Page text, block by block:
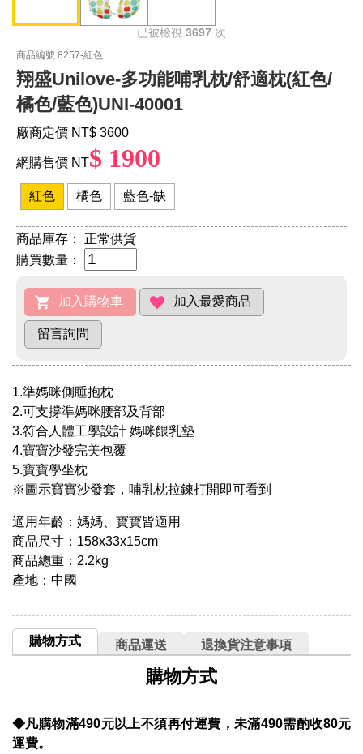
已被檢視 3697 次
商品編號 8257-紅色
翔盛Unilove-多功能哺乳枕/舒適枕(紅色/
橘色/藍色)UNI-40001
廠商定價 NT$ 3600
網購售價 NT$ 1900
紅色 橘色 藍色-缺
商品庫存：
正常供貨
購買數量：
1.準媽咪側睡抱枕
2.可支撐準媽咪腰部及背部
3.符合人體工學設計 媽咪餵乳墊
4.寶寶沙發完美包覆
5.寶寶學坐枕
※圖示寶寶沙發套，哺乳枕拉鍊打開即可看到
適用年齡：媽媽、寶寶皆適用
商品尺寸：158x33x15cm
商品總重：2.2kg
產地：中國
購物方式 商品運送 退換貨注意事項
購物方式
◆凡購物滿490元以上不須再付運費，未滿490需酌收80元
運費。